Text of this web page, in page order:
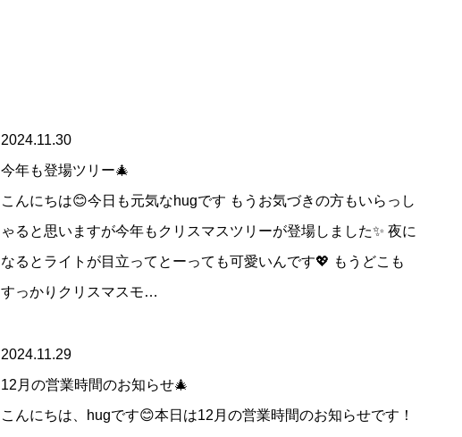
2024.11.30
今年も登場ツリー🎄
こんにちは😊今日も元気なhugです もうお気づきの方もいらっし
ゃると思いますが今年もクリスマスツリーが登場しました✨ 夜に
なるとライトが目立ってとーっても可愛いんです💖 もうどこも
すっかりクリスマスモ…
2024.11.29
12月の営業時間のお知らせ🎄
こんにちは、hugです😊本日は12月の営業時間のお知らせです！